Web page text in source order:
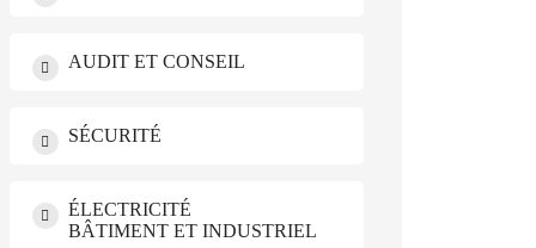
AUDIT ET CONSEIL
SÉCURITÉ
ÉLECTRICITÉ
BÂTIMENT ET INDUSTRIEL